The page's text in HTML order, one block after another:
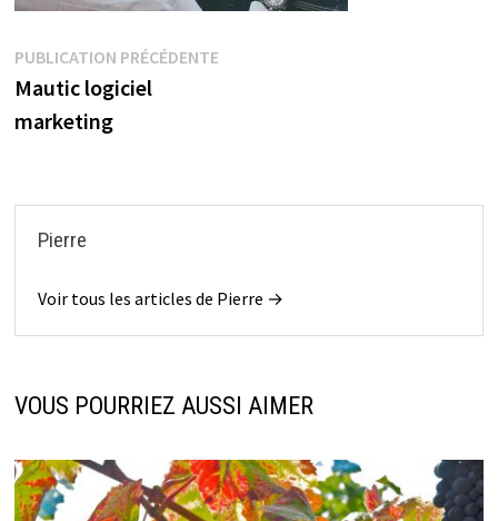
Navigation
de
l’article
PUBLICATION PRÉCÉDENTEPublication
Mautic logiciel
marketing
Pierre
Voir tous les articles de Pierre →
VOUS POURRIEZ AUSSI AIMER